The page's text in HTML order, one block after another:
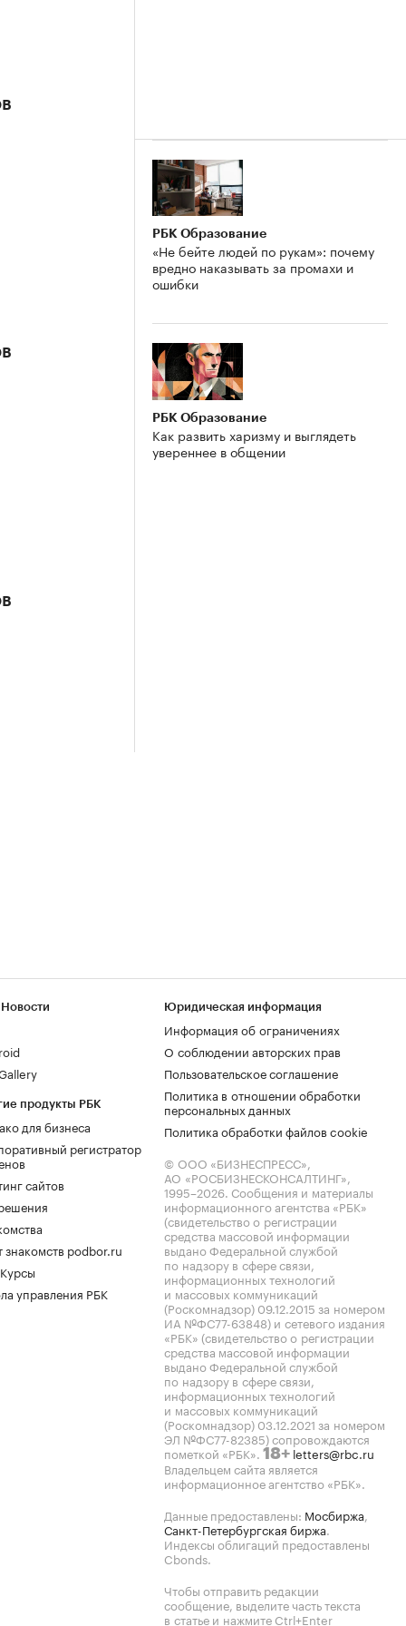
РБК Образование
«Не бейте людей по рукам»: почему
вредно наказывать за промахи и
ошибки
РБК Образование
Как развить харизму и выглядеть
увереннее в общении
продукты РБК
для бизнеса
регистратор
сайтов
знакомств podbor.ru
управления РБК
Юридическая информация
Информация об ограничениях
О соблюдении авторских прав
Пользовательское соглашение
Политика в отношении обработки
персональных данных
Политика обработки файлов cookie
© ООО «БИЗНЕСПРЕСС»,
АО «РОСБИЗНЕСКОНСАЛТИНГ»,
1995–2026. Сообщения и материалы
информационного агентства «РБК»
(свидетельство о регистрации
средства массовой информации
выдано Федеральной службой
по надзору в сфере связи,
информационных технологий
и массовых коммуникаций
(Роскомнадзор) 09.12.2015 за номером
ИА №ФС77-63848) и сетевого издания
«РБК» (свидетельство о регистрации
средства массовой информации
выдано Федеральной службой
по надзору в сфере связи,
информационных технологий
и массовых коммуникаций
(Роскомнадзор) 03.12.2021 за номером
ЭЛ №ФС77-82385) сопровождаются
пометкой «РБК». 18+ letters@rbc.ru
Владельцем сайта является
информационное агентство «РБК».
Данные предоставлены: Мосбиржа,
Санкт-Петербургская биржа.
Индексы облигаций предоставлены
Cbonds.
Чтобы отправить редакции
сообщение, выделите часть текста
в статье и нажмите Ctrl+Enter